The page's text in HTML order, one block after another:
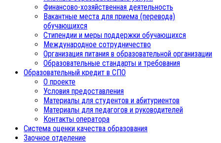
Финансово-хозяйственная деятельность
Вакантные места для приема (перевода)
обучающихся
Стипендии и меры поддержки обучающихся
Международное сотрудничество
Организация питания в образовательной организации
Образовательные стандарты и требования
Образовательный кредит в СПО
О проекте
Условия предоставления
Материалы для студентов и абитуриентов
Материалы для педагогов и руководителей
Контакты оператора
Система оценки качества образования
Заочное отделение